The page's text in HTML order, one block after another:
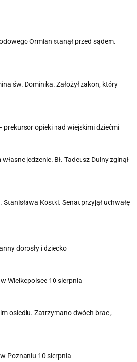
Ormian stanął przed sądem.
św. Dominika. Założył zakon, który
prekursor opieki nad wiejskimi dziećmi
jedzenie. Bł. Tadeusz Dulny zginął
Kostki. Senat przyjął uchwałę
dorosły i dziecko
Wielkopolsce 10 sierpnia
osiedlu. Zatrzymano dwóch braci,
Poznaniu 10 sierpnia